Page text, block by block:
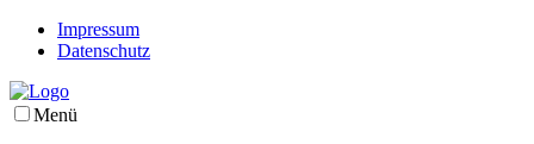
Impressum
Datenschutz
Menü